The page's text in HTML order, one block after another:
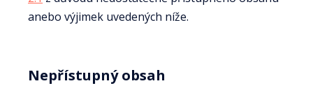
anebo výjimek uvedených níže.
Nepřístupný obsah